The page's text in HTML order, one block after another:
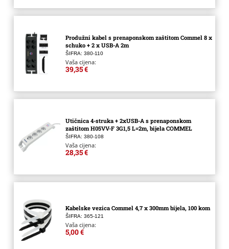
Produžni kabel s prenaponskom zaštitom Commel 8 x
schuko + 2 x USB-A 2m
ŠIFRA: 380-110
Vaša cijena:
39,35 €
Utičnica 4-struka + 2xUSB-A s prenaponskom
zaštitom H05VV-F 3G1,5 L=2m, bijela COMMEL
ŠIFRA: 380-108
Vaša cijena:
28,35 €
Kabelske vezica Commel 4,7 x 300mm bijela, 100 kom
ŠIFRA: 365-121
Vaša cijena:
5,00 €